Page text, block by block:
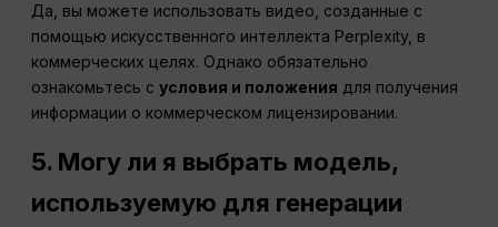
Да, вы можете использовать видео, созданные с
помощью искусственного интеллекта Perplexity, в
коммерческих целях. Однако обязательно
ознакомьтесь сусловия и положения для получения
информации о коммерческом лицензировании.
5. Могу ли я выбрать модель,
используемую для генерации